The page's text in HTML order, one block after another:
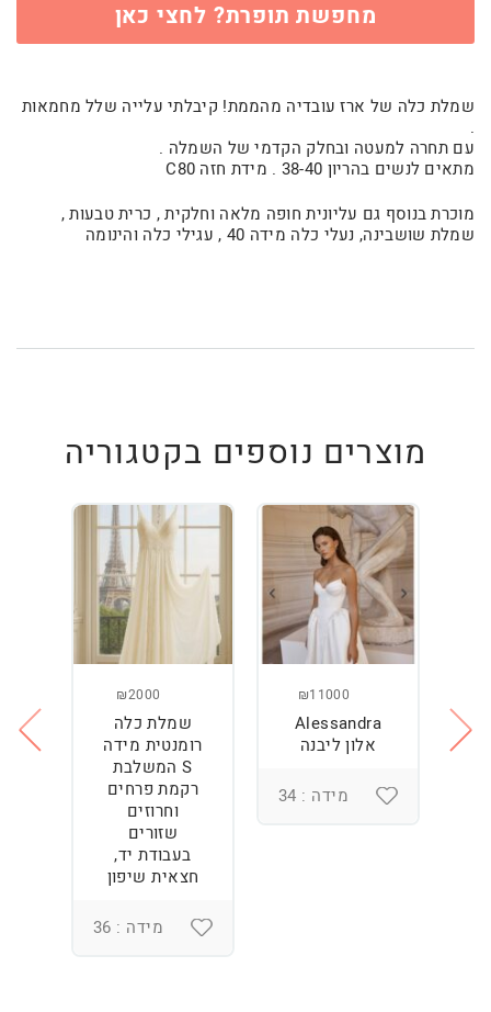
מחפשת תופרת? לחצי כאן
שמלת כלה של ארז עובדיה מהממת! קיבלתי עלייה שלל מחמאות
.
עם תחרה למעטה ובחלק הקדמי של השמלה .
מתאים לנשים בהריון 38-40 . מידת חזה C80
מוכרת בנוסף גם עליונית חופה מלאה וחלקית , כרית טבעות ,
שמלת שושבינה, נעלי כלה מידה 40 , עגילי כלה והינומה
מוצרים נוספים בקטגוריה
₪11000
Alessandra
אלון ליבנה
מידה : 34
₪2000
שמלת כלה
רומנטית מידה
S המשלבת
רקמת פרחים
וחרוזים
שזורים
בעבודת יד,
חצאית שיפון
מידה : 36